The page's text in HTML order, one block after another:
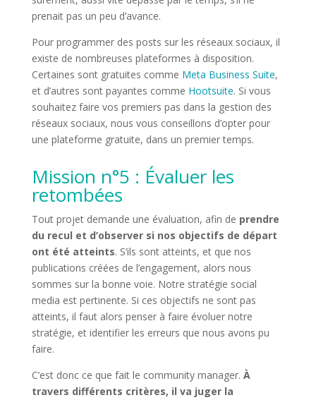
prenait pas un peu d’avance.
Pour programmer des posts sur les réseaux sociaux, il
existe de nombreuses plateformes à disposition.
Certaines sont gratuites comme Meta Business Suite,
et d’autres sont payantes comme Hootsuite. Si vous
souhaitez faire vos premiers pas dans la gestion des
réseaux sociaux, nous vous conseillons d’opter pour
une plateforme gratuite, dans un premier temps.
Mission n°5 : Évaluer les
retombées
Tout projet demande une évaluation, afin de prendre
du recul et d’observer si nos objectifs de départ
ont été atteints. S’ils sont atteints, et que nos
publications créées de l’engagement, alors nous
sommes sur la bonne voie. Notre stratégie social
media est pertinente. Si ces objectifs ne sont pas
atteints, il faut alors penser à faire évoluer notre
stratégie, et identifier les erreurs que nous avons pu
faire.
C’est donc ce que fait le community manager. À
travers différents critères, il va juger la